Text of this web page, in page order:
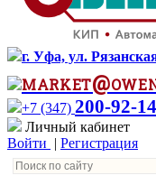
г. Уфа, ул.
+7 (347) 200-92-14
Личный кабинет
Войти | Регистрация